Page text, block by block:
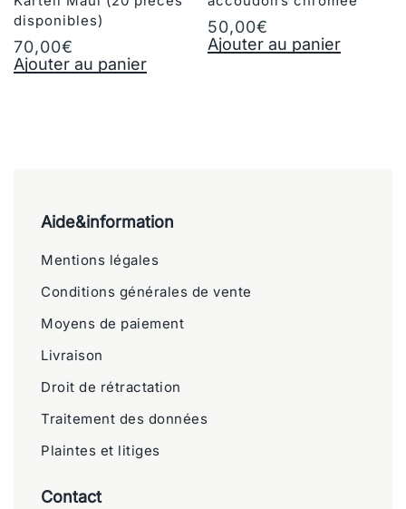
disponibles)
70,00€
Ajouter au panier
50,00€
Ajouter au panier
Aide&information
Mentions légales
Conditions générales de vente
Moyens de paiement
Livraison
Droit de rétractation
Traitement des données
Plaintes et litiges
Contact